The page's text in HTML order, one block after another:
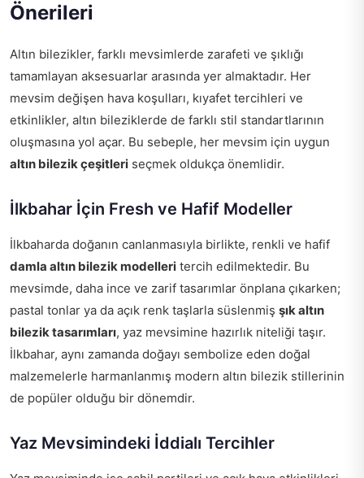
Önerileri
Altın bilezikler, farklı mevsimlerde zarafeti ve şıklığı
tamamlayan aksesuarlar arasında yer almaktadır. Her
mevsim değişen hava koşulları, kıyafet tercihleri ve
etkinlikler, altın bileziklerde de farklı stil standartlarının
oluşmasına yol açar. Bu sebeple, her mevsim için uygun
altın bilezik çeşitleri seçmek oldukça önemlidir.
İlkbahar İçin Fresh ve Hafif Modeller
İlkbaharda doğanın canlanmasıyla birlikte, renkli ve hafif
damla altın bilezik modelleri tercih edilmektedir. Bu
mevsimde, daha ince ve zarif tasarımlar önplana çıkarken;
pastal tonlar ya da açık renk taşlarla süslenmiş şık altın
bilezik tasarımları, yaz mevsimine hazırlık niteliği taşır.
İlkbahar, aynı zamanda doğayı sembolize eden doğal
malzemelerle harmanlanmış modern altın bilezik stillerinin
de popüler olduğu bir dönemdir.
Yaz Mevsimindeki İddialı Tercihler